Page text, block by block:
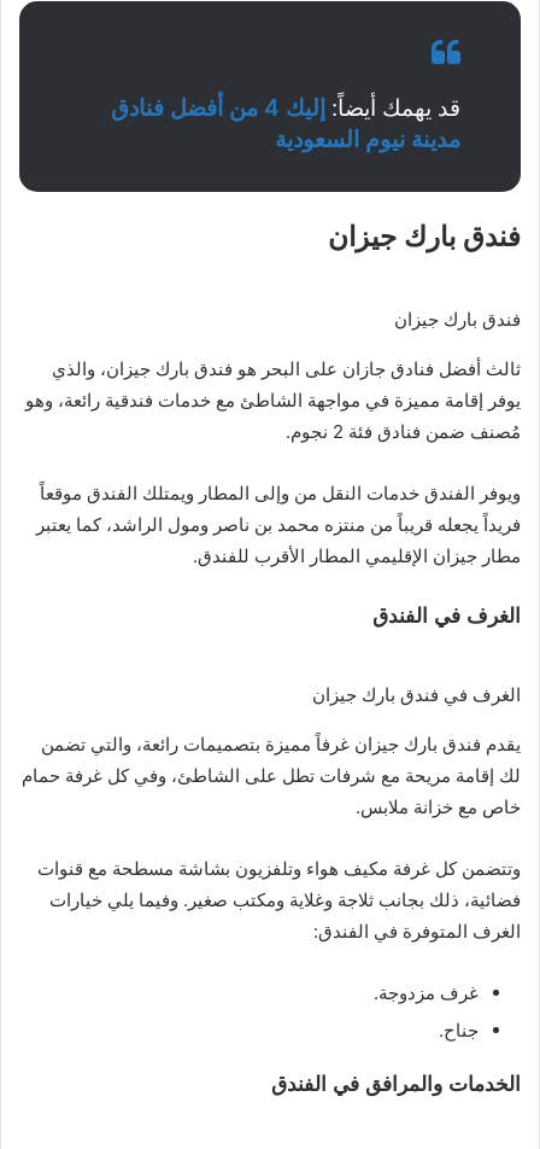
قد يهمك أيضاً:
إليك 4 من أفضل فنادق
مدينة نيوم السعودية
فندق بارك جيزان
فندق بارك جيزان
ثالث أفضل فنادق جازان على البحر هو فندق بارك جيزان، والذي
يوفر إقامة مميزة في مواجهة الشاطئ مع خدمات فندقية رائعة، وهو
مُصنف ضمن فنادق فئة 2 نجوم.
ويوفر الفندق خدمات النقل من وإلى المطار ويمتلك الفندق موقعاً
فريداً يجعله قريباً من منتزه محمد بن ناصر ومول الراشد، كما يعتبر
مطار جيزان الإقليمي المطار الأقرب للفندق.
الغرف في الفندق
الغرف في فندق بارك جيزان
يقدم فندق بارك جيزان غرفاً مميزة بتصميمات رائعة، والتي تضمن
لك إقامة مريحة مع شرفات تطل على الشاطئ، وفي كل غرفة حمام
خاص مع خزانة ملابس.
وتتضمن كل غرفة مكيف هواء وتلفزيون بشاشة مسطحة مع قنوات
فضائية، ذلك بجانب ثلاجة وغلاية ومكتب صغير. وفيما يلي خيارات
الغرف المتوفرة في الفندق:
غرف مزدوجة.
جناح.
الخدمات والمرافق في الفندق